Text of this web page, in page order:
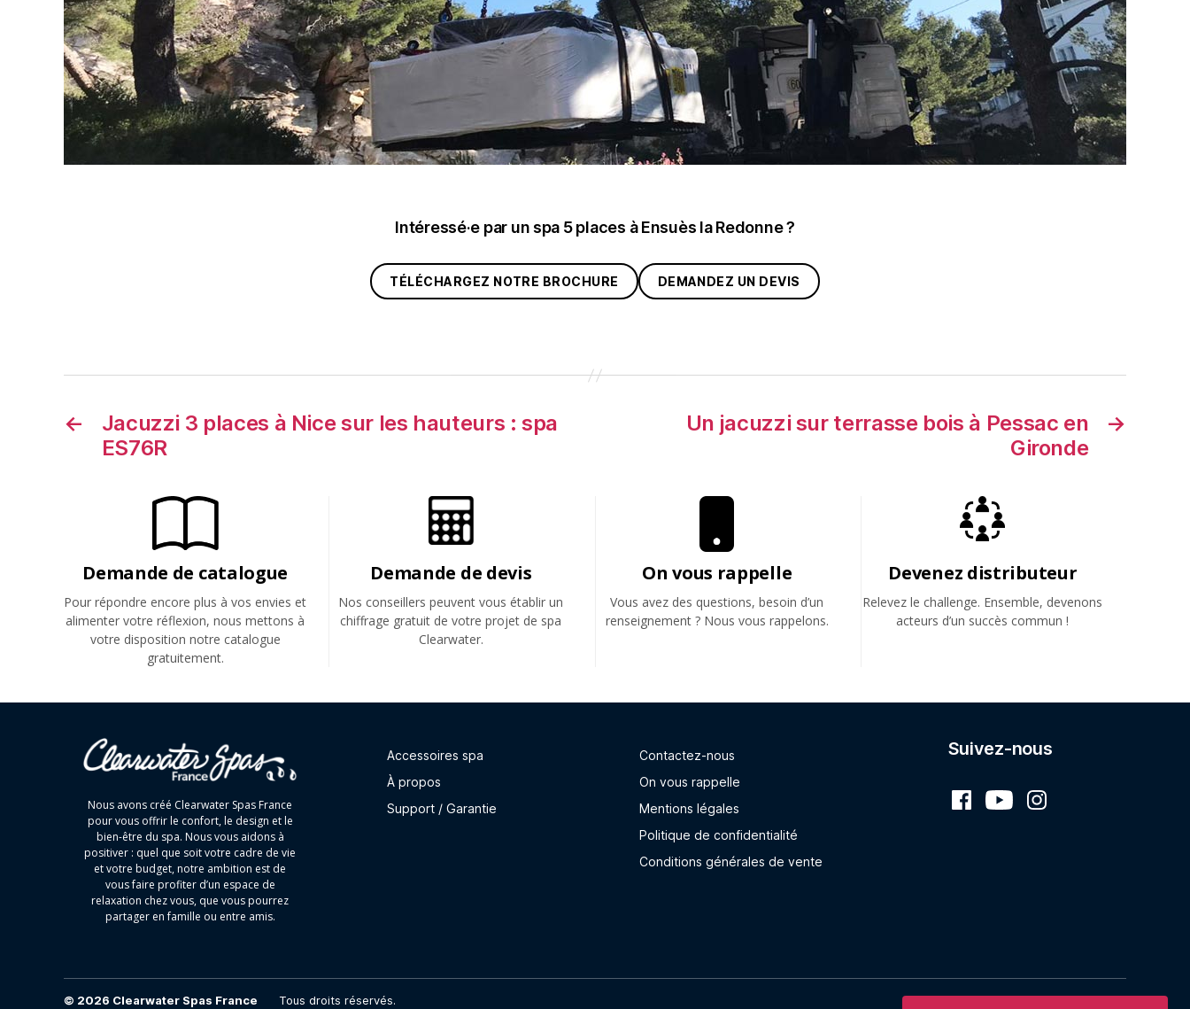
Intéressé·e par un spa 5 places à Ensuès la Redonne ?
TÉLÉCHARGEZ NOTRE BROCHURE DEMANDEZ UN DEVIS
←
Jacuzzi 3 places à Nice sur les hauteurs : spa
ES76R
→
Un jacuzzi sur terrasse bois à Pessac en
Gironde
Demande de catalogue
Pour répondre encore plus à vos envies et
alimenter votre réflexion, nous mettons à
votre disposition notre catalogue
gratuitement.
Demande de devis
Nos conseillers peuvent vous établir un
chiffrage gratuit de votre projet de spa
Clearwater.
On vous rappelle
Vous avez des questions, besoin d’un
renseignement ? Nous vous rappelons.
Devenez distributeur
Relevez le challenge. Ensemble, devenons
acteurs d’un succès commun !
Nous avons créé Clearwater Spas France
pour vous offrir le confort, le design et le
bien-être du spa. Nous vous aidons à
positiver : quel que soit votre cadre de vie
et votre budget, notre ambition est de
vous faire profiter d’un espace de
relaxation chez vous, que vous pourrez
partager en famille ou entre amis.
Accessoires spa
À propos
Support / Garantie
Contactez-nous
On vous rappelle
Mentions légales
Politique de confidentialité
Conditions générales de vente
Suivez-nous
© 2026 Clearwater Spas France Tous droits réservés. Vers le haut↑